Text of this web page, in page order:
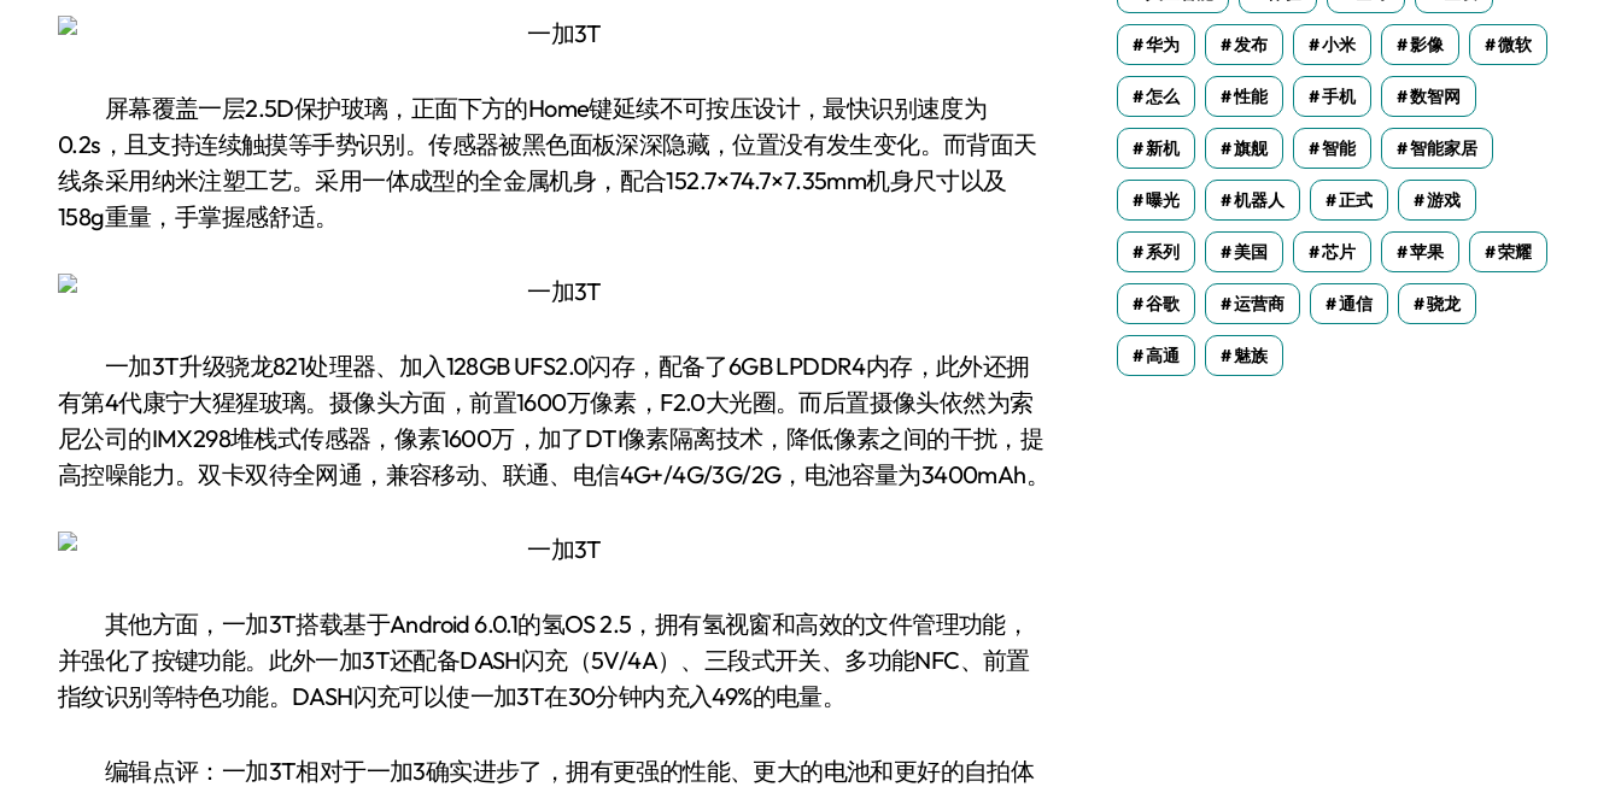
屏幕覆盖一层2.5D保护玻璃，正面下方的Home键延续不可按压设计，最快识别速度为
0.2s，且支持连续触摸等手势识别。传感器被黑色面板深深隐藏，位置没有发生变化。而背面天
线条采用纳米注塑工艺。采用一体成型的全金属机身，配合152.7×74.7×7.35mm机身尺寸以及
158g重量，手掌握感舒适。
一加3T升级骁龙821处理器、加入128GB UFS2.0闪存，配备了6GB LPDDR4内存，此外还拥
有第4代康宁大猩猩玻璃。摄像头方面，前置1600万像素，F2.0大光圈。而后置摄像头依然为索
尼公司的IMX298堆栈式传感器，像素1600万，加了DTI像素隔离技术，降低像素之间的干扰，提
高控噪能力。双卡双待全网通，兼容移动、联通、电信4G+/4G/3G/2G，电池容量为3400mAh。
其他方面，一加3T搭载基于Android 6.0.1的氢OS 2.5，拥有氢视窗和高效的文件管理功能，
并强化了按键功能。此外一加3T还配备DASH闪充（5V/4A）、三段式开关、多功能NFC、前置
指纹识别等特色功能。DASH闪充可以使一加3T在30分钟内充入49%的电量。
编辑点评：一加3T相对于一加3确实进步了，拥有更强的性能、更大的电池和更好的自拍体
华为 发布 小米 影像 微软
怎么 性能 手机 数智网
新机 旗舰 智能 智能家居
曝光 机器人 正式 游戏
系列 美国 芯片 苹果 荣耀
谷歌 运营商 通信 骁龙
高通 魅族